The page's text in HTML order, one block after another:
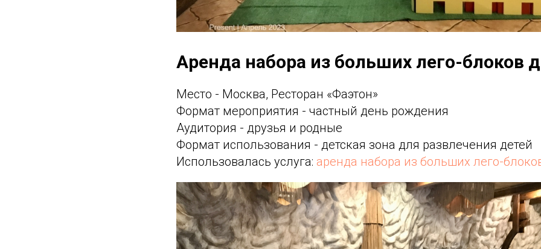
Аренда набора из больших лего-блоков
Место - Москва, Ресторан «Фаэтон»
Формат мероприятия - частный день рождения
Аудитория - друзья и родные
Формат использования - детская зона для развлечения детей
Использовалась услуга: аренда набора из больших лего-